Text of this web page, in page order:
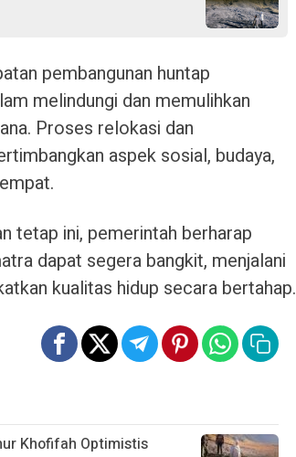
pembangunan huntap
melindungi dan memulihkan
Proses relokasi dan
aspek sosial, budaya,
tetap ini, pemerintah berharap
dapat segera bangkit, menjalani
kualitas hidup secara bertahap.
Khofifah Optimistis